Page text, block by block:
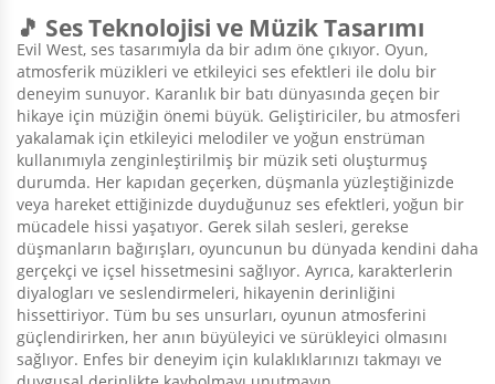
🎵 Ses Teknolojisi ve Müzik Tasarımı
Evil West, ses tasarımıyla da bir adım öne çıkıyor. Oyun,
atmosferik müzikleri ve etkileyici ses efektleri ile dolu bir
deneyim sunuyor. Karanlık bir batı dünyasında geçen bir
hikaye için müziğin önemi büyük. Geliştiriciler, bu atmosferi
yakalamak için etkileyici melodiler ve yoğun enstrüman
kullanımıyla zenginleştirilmiş bir müzik seti oluşturmuş
durumda. Her kapıdan geçerken, düşmanla yüzleştiğinizde
veya hareket ettiğinizde duyduğunuz ses efektleri, yoğun bir
mücadele hissi yaşatıyor. Gerek silah sesleri, gerekse
düşmanların bağırışları, oyuncunun bu dünyada kendini daha
gerçekçi ve içsel hissetmesini sağlıyor. Ayrıca, karakterlerin
diyalogları ve seslendirmeleri, hikayenin derinliğini
hissettiriyor. Tüm bu ses unsurları, oyunun atmosferini
güçlendirirken, her anın büyüleyici ve sürükleyici olmasını
sağlıyor. Enfes bir deneyim için kulaklıklarınızı takmayı ve